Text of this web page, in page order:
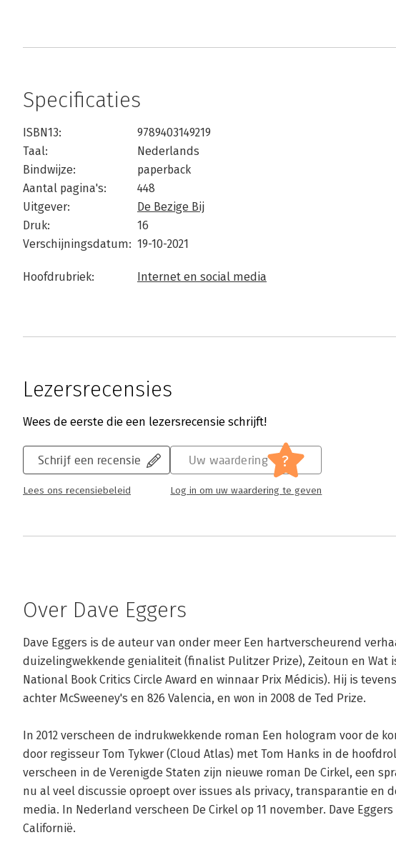
Specificaties
ISBN13:
9789403149219
Taal:
Nederlands
Bindwijze:
paperback
Aantal pagina's:
448
Uitgever:
De Bezige Bij
Druk:
16
Verschijningsdatum: 19-10-2021
Hoofdrubriek: Internet en social media
Lezersrecensies
Wees de eerste die een lezersrecensie schrijft!
Schrijf een recensie
Lees ons recensiebeleid
Uw waardering ?
Log in om uw waardering te geven
Over Dave Eggers
Dave Eggers is de auteur van onder meer Een hartverscheurend
duizelingwekkende genialiteit (finalist Pulitzer Prize), Zeitoun en Wat
National Book Critics Circle Award en winnaar Prix Médicis). Hij is
achter McSweeney's en 826 Valencia, en won in 2008 de Ted Prize.
In 2012 verscheen de indrukwekkende roman Een hologram voor de
door regisseur Tom Tykwer (Cloud Atlas) met Tom Hanks in de
verscheen in de Verenigde Staten zijn nieuwe roman De Cirkel, een
nu al veel discussie oproept over issues als privacy, transparantie en
media. In Nederland verscheen De Cirkel op 11 november. Dave
Californië.